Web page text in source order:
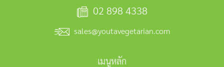
02 898 4338
sales@youtavegetarian.com
เมนูหลัก